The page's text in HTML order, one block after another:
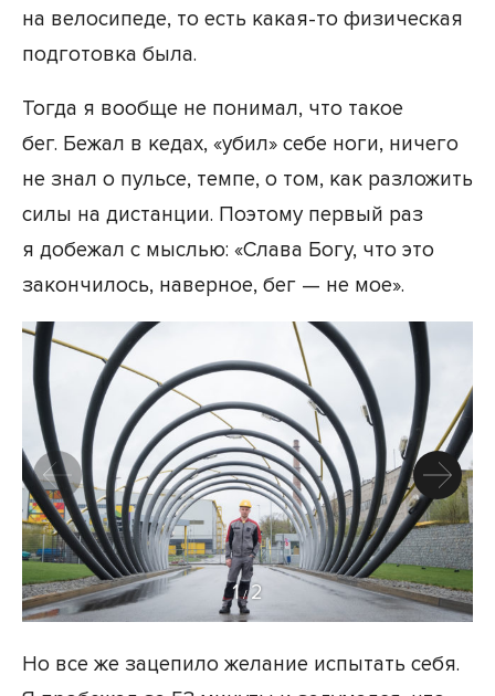
на велосипеде, то есть какая-то физическая
подготовка была.
Тогда я вообще не понимал, что такое
бег. Бежал в кедах, «убил» себе ноги, ничего
не знал о пульсе, темпе, о том, как разложить
силы на дистанции. Поэтому первый раз
я добежал с мыслью: «Слава Богу, что это
закончилось, наверное, бег — не мое».
1/2
Но все же зацепило желание испытать себя.